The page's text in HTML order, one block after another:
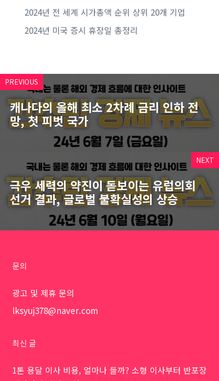
2024년 전 세계 시가총액 순위 상위 20개 기업
2024년 미국 증시 휴장일 총정리
PREVIOUS
캐나다의 올해 최소 2차례 금리 인하 전
망, 첫 피벗 국가
NEXT
극우 세력의 약진이 돋보이는 유럽의회
선거 결과, 글로벌 불확실성의 상승
문의
광고 및 제휴 문의
lksyuj378@naver.com
최신 글
1톤 용달 이사 비용, 얼마나 들까? 소형 이사부터 반포장